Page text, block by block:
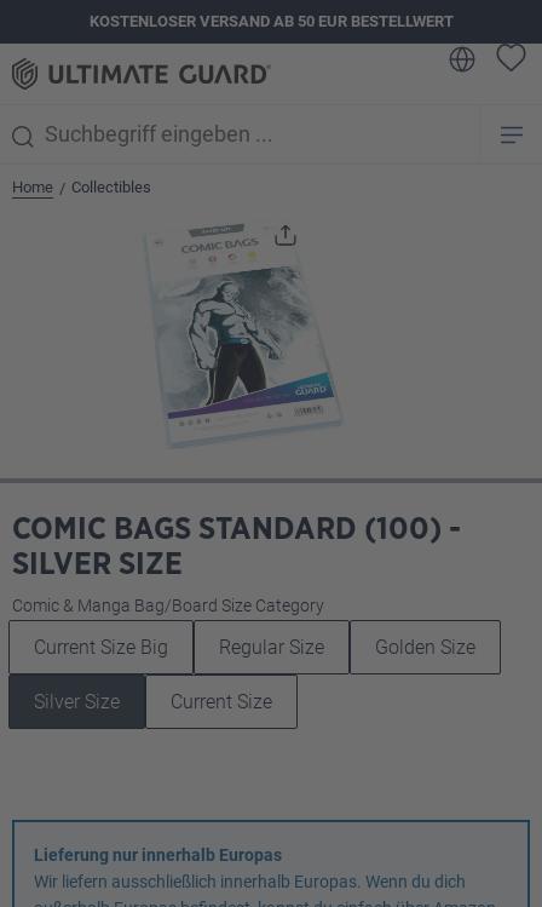
springenKOSTENLOSER VERSAND AB 50 EUR BESTELLWERT
Home / Collectibles
COMIC BAGS STANDARD (100) -
SILVER SIZE
Comic & Manga Bag/Board Size Category
Current Size Big Regular Size Golden Size
Silver Size Current Size
Lieferung nur innerhalb Europas
Wir liefern ausschließlich innerhalb Europas. Wenn du dich